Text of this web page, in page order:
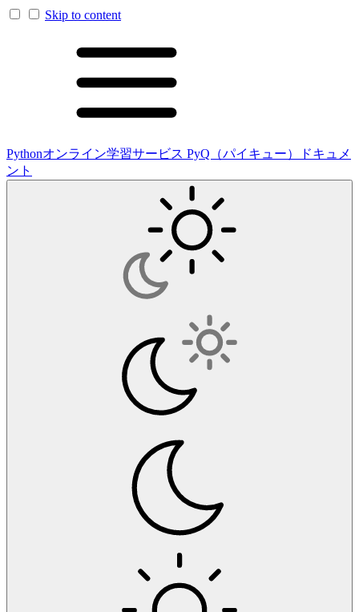
Skip to content
Pythonオンライン学習サービス PyQ（パイキュー）ドキュメ
ント